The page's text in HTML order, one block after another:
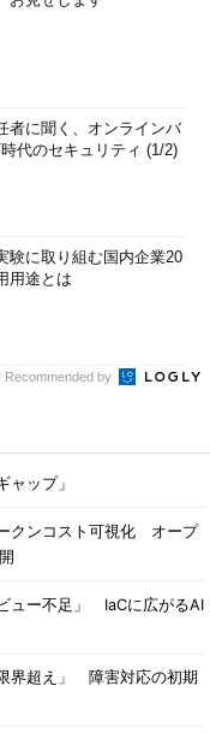
者に聞く、オンラインバ
代のセキュリティ (1/2)
験に取り組む国内企業20
用途とは
Recommended by
ャップ」
クンコスト可視化 オープ
ュー不足」 IaCに広がるAI
界超え」 障害対応の初期